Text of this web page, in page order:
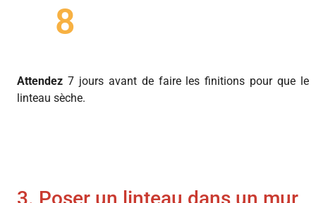
8
Attendez 7 jours avant de faire les finitions pour que le
linteau sèche.
3. Poser un linteau dans un mur